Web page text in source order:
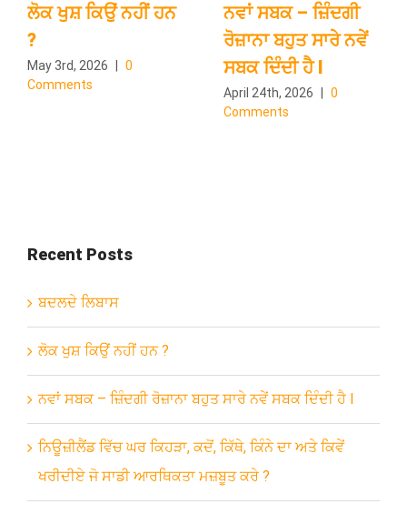
ਲੋਕ ਖੁਸ਼ ਕਿਉਂ ਨਹੀਂ ਹਨ
?
May 3rd, 2026
0
Comments
ਨਵਾਂ ਸਬਕ – ਜ਼ਿੰਦਗੀ
ਰੋਜ਼ਾਨਾ ਬਹੁਤ ਸਾਰੇ ਨਵੇਂ
ਸਬਕ ਦਿੰਦੀ ਹੈ l
April 24th, 2026
0
Comments
Recent Posts
ਬਦਲਦੇ ਲਿਬਾਸ
ਲੋਕ ਖੁਸ਼ ਕਿਉਂ ਨਹੀਂ ਹਨ ?
ਨਵਾਂ ਸਬਕ – ਜ਼ਿੰਦਗੀ ਰੋਜ਼ਾਨਾ ਬਹੁਤ ਸਾਰੇ ਨਵੇਂ ਸਬਕ ਦਿੰਦੀ ਹੈ l
ਨਿਊਜ਼ੀਲੈਂਡ ਵਿੱਚ ਘਰ ਕਿਹੜਾ, ਕਦੋਂ, ਕਿੱਥੇ, ਕਿੰਨੇ ਦਾ ਅਤੇ ਕਿਵੇਂ
ਖਰੀਦੀਏ ਜੋ ਸਾਡੀ ਆਰਥਿਕਤਾ ਮਜ਼ਬੂਤ ਕਰੇ ?